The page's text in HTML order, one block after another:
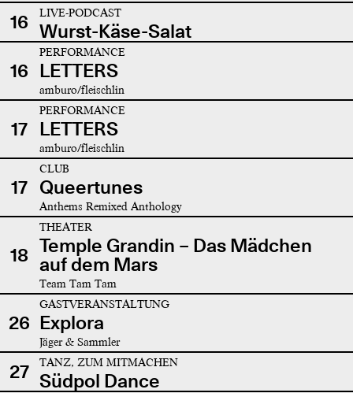
16 LIVE-PODCAST
Wurst-Käse-Salat
16
PERFORMANCE
LETTERS
amburo/fleischlin
17
PERFORMANCE
LETTERS
amburo/fleischlin
17
CLUB
Queertunes
Anthems Remixed Anthology
18
THEATER
Temple Grandin – Das Mädchen
auf dem Mars
Team Tam Tam
26
GASTVERANSTALTUNG
Explora
Jäger & Sammler
27 TANZ, ZUM MITMACHEN
Südpol Dance